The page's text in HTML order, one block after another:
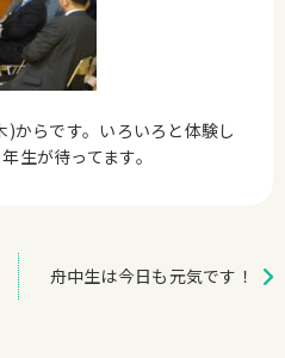
からです。いろいろと体験し
生が待ってます。
舟中生は今日も元気です！